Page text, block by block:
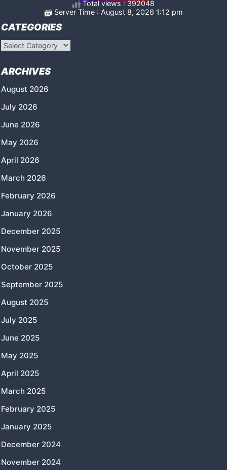
Total views : 392048
Server Time : August 8, 2026 1:12 pm
CATEGORIES
Categories
ARCHIVES
August 2026
July 2026
June 2026
May 2026
April 2026
March 2026
February 2026
January 2026
December 2025
November 2025
October 2025
September 2025
August 2025
July 2025
June 2025
May 2025
April 2025
March 2025
February 2025
January 2025
December 2024
November 2024